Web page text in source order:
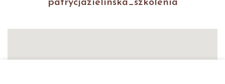
patrycjazielinska_szkolenia